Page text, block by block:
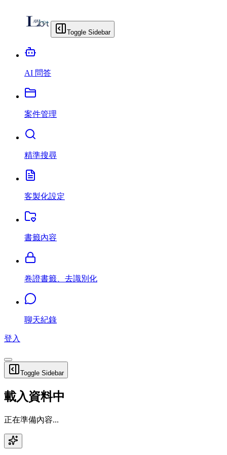
Toggle Sidebar
AI 問答
案件管理
精準搜尋
客製化設定
書籤內容
卷證書籤、去識別化
聊天紀錄
登入
Toggle Sidebar
載入資料中
正在準備內容...